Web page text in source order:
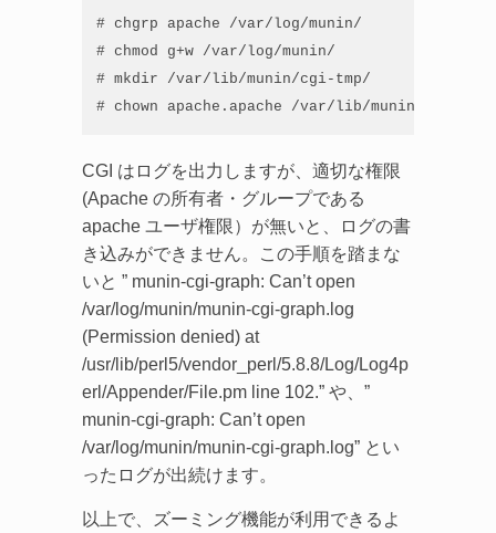
# chgrp apache /var/log/munin/
# chmod g+w /var/log/munin/
# mkdir /var/lib/munin/cgi-tmp/
# chown apache.apache /var/lib/munin/cgi-tmp/
CGI はログを出力しますが、適切な権限
(Apache の所有者・グループである
apache ユーザ権限）が無いと、ログの書
き込みができません。この手順を踏まな
いと ” munin-cgi-graph: Can’t open
/var/log/munin/munin-cgi-graph.log
(Permission denied) at
/usr/lib/perl5/vendor_perl/5.8.8/Log/Log4p
erl/Appender/File.pm line 102.” や、”
munin-cgi-graph: Can’t open
/var/log/munin/munin-cgi-graph.log” とい
ったログが出続けます。
以上で、ズーミング機能が利用できるよ